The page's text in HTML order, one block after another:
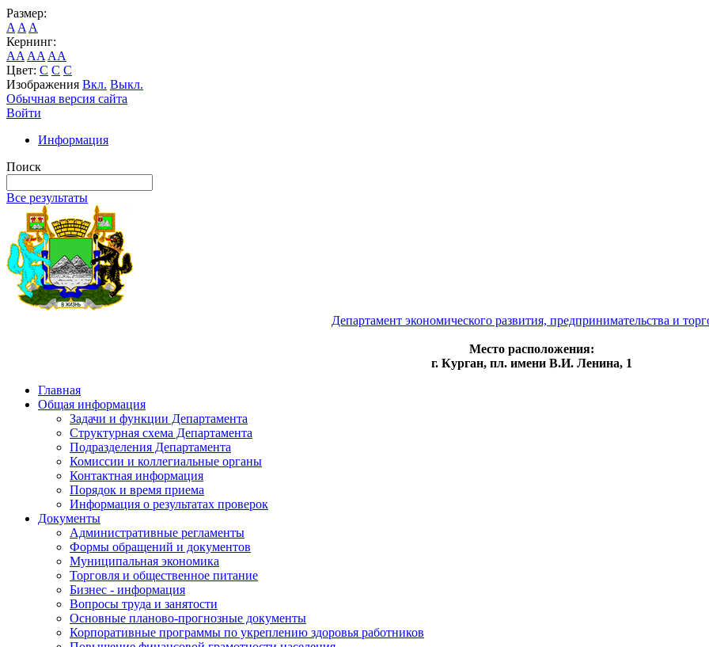
Размер:
A A A
Кернинг:
AA AA AA
Цвет: C C C
Изображения Вкл. Выкл.
Обычная версия сайта
Войти
Информация
Поиск
Все результаты
Департамент экономического развития, предпринимательства и
Место расположения:
г. Курган, пл. имени В.И. Ленина, 1
Главная
Общая информация
Задачи и функции Департамента
Структурная схема Департамента
Подразделения Департамента
Комиссии и коллегиальные органы
Контактная информация
Порядок и время приема
Информация о результатах проверок
Документы
Административные регламенты
Формы обращений и документов
Муниципальная экономика
Торговля и общественное питание
Бизнес - информация
Вопросы труда и занятости
Основные планово-прогнозные документы
Корпоративные программы по укреплению здоровья работников